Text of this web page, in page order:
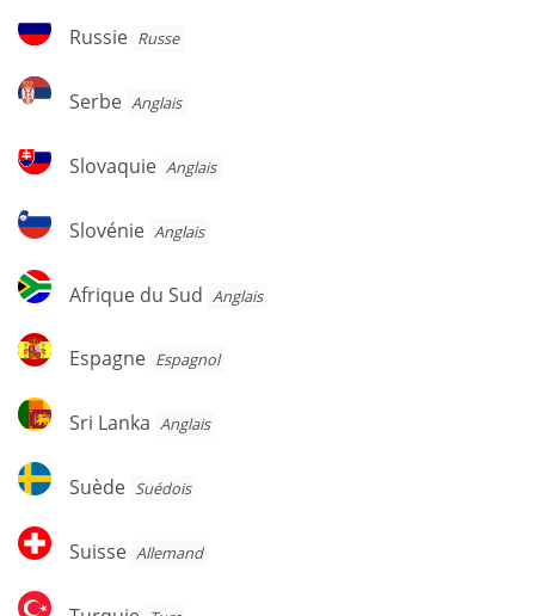
Russie
Russie Russe
Serbe
Serbe Anglais
Slovaquie
Slovaquie Anglais
Slovénie
Slovénie Anglais
Afrique
du
Afrique du Sud Anglais
Espagne
Espagne Espagnol
Sri
Lanka
Sri Lanka Anglais
Suède
Suède Suédois
Suisse
Suisse Allemand
Turquie